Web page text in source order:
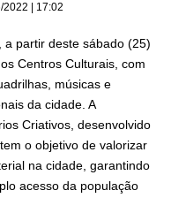
2022 | 17:02
a partir deste sábado (25)
Centros Culturais, com
músicas e
da cidade. A
Criativos, desenvolvido
o objetivo de valorizar
na cidade, garantindo
acesso da população